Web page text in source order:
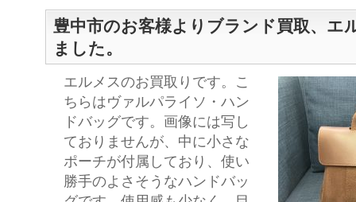
豊中市のお客様よりブランド買取、エ
ました。
エルメスのお買取りです。こ
ちらはヴァルパライソ・ハン
ドバッグです。画像には写し
ておりませんが、中に小さな
ポーチが付属しており、使い
勝手のよさそうなハンドバッ